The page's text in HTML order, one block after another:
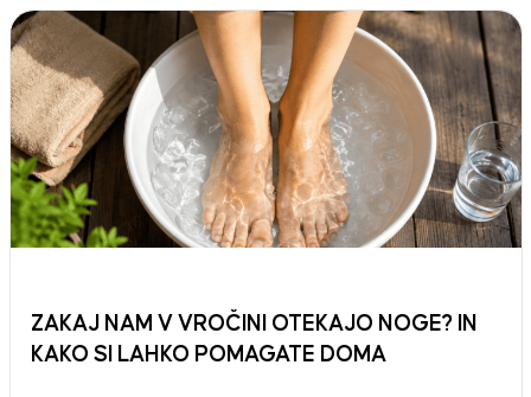
ZAKAJ NAM V VROČINI OTEKAJO NOGE? IN
KAKO SI LAHKO POMAGATE DOMA